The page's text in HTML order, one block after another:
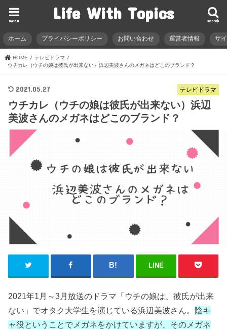
Life With Topics search
menu
ホーム プライバシーポリシー お問い合わせ 運営者情報 サ
HOME
テレビドラマ
ウチカレ（ウチの娘は彼氏が出来ない）浜辺美波さんのメガネはどこのブランド？
テレビドラマ
2021.05.27
ウチカレ（ウチの娘は彼氏が出来ない）浜辺
美波さんのメガネはどこのブランド？
LINE
2021年1月～3月放送のドラマ「ウチの娘は、彼氏が出来
ない」でオタク大学生を演じている浜辺美波さん。 陰キ
ャ役ということでメガネをかけていますが、そのメガネ